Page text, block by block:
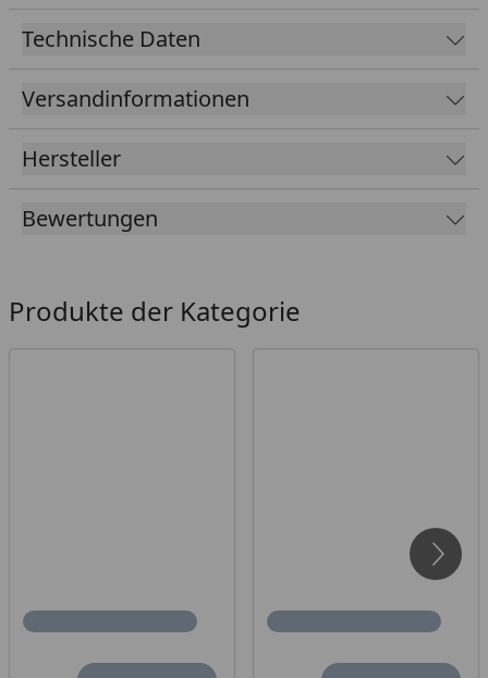
Fertigung:
DieSichtschutz-Serie AALBORG von T&J
Elemente ermöglichen zahlreiche
Variationsmöglichkeiten: Ob Rankgitter, Regal oder
Blumenkasten - Sie entscheiden selbst.
Technische Daten
Versandinformationen
Hersteller
Bewertungen
Produkte der Kategorie